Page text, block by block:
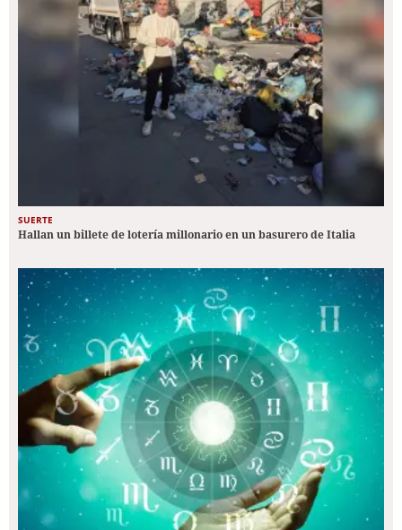
SUERTE
Hallan un billete de lotería millonario en un basurero de Italia